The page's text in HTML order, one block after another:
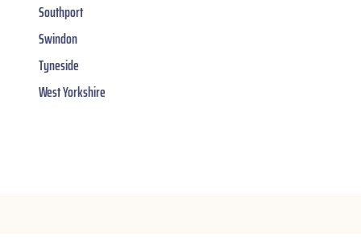
Southport
Swindon
Tyneside
West Yorkshire